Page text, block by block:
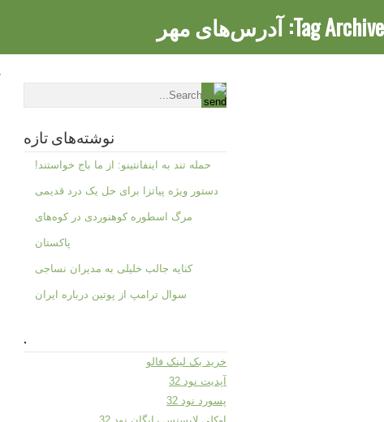
Tag Archive: آدرس‌های مهر
نوشته‌های تازه
حمله تند به اینفانتینو: از ما باج خواستند!
دستور ویژه پیاتزا برای حل یک درد قدیمی
مرگ اسطوره کوهنوردی در کوه‌های
پاکستان
کنایه جالب خلیلی به مدیران نساجی
سوال ترامپ از پوتین درباره ایران
.
خرید بک لینک فالو
آپدیت نود 32
پسورد نود 32